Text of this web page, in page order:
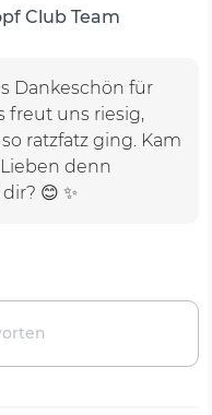
Club Team
Dankeschön für
freut uns riesig,
ratzfatz ging. Kam
denn
😊 ✨